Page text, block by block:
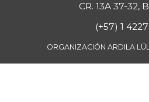
CR. 13A 37-32,
(+57) 1
ORGANIZACIÓN ARDILA